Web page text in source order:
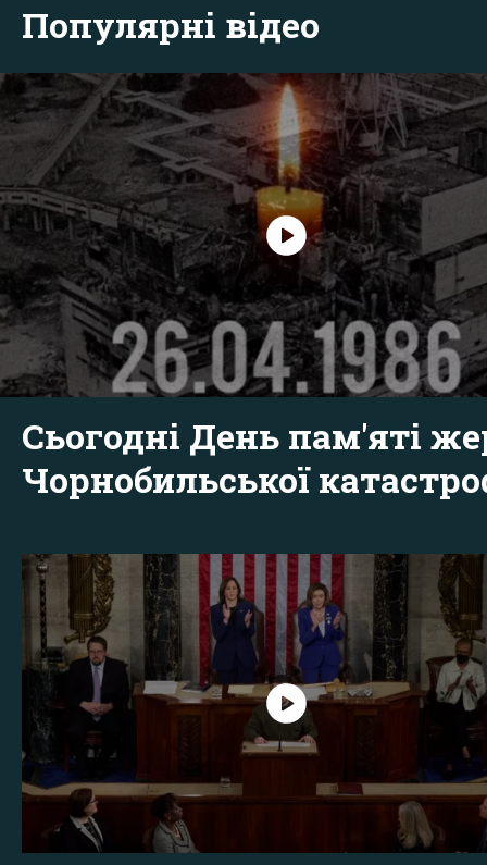
Популярні відео
Сьогодні День пам'яті
Чорнобильської